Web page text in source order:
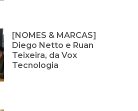
[NOMES & MARCAS]
Diego Netto e Ruan
Teixeira, da Vox
Tecnologia